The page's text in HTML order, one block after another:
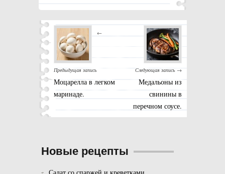
←
Предыдущая запись
Моцарелла в легком
маринаде.
Следующая запись →
Медальоны из
свинины в
перечном соусе.
Новые рецепты